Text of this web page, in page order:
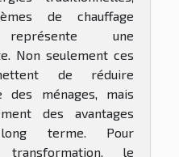
de chauffage
représente une
Non seulement ces
de réduire
des ménages, mais
des avantages
terme. Pour
le